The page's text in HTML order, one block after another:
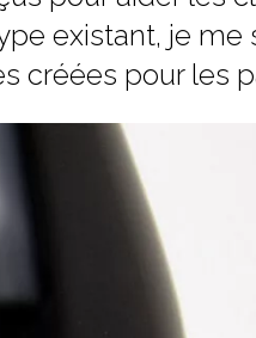
existant, je
créées pour les